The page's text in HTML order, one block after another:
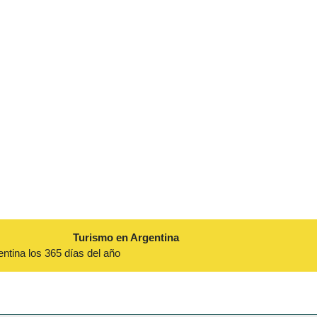
Turismo en Argentina
los 365 días del año